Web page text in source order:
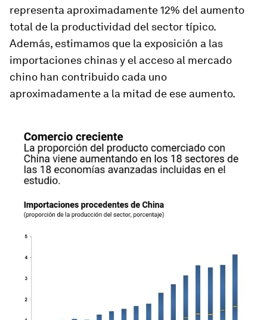
representa aproximadamente 12% del aumento
total de la productividad del sector típico.
Además, estimamos que la exposición a las
importaciones chinas y el acceso al mercado
chino han contribuido cada uno
aproximadamente a la mitad de ese aumento.